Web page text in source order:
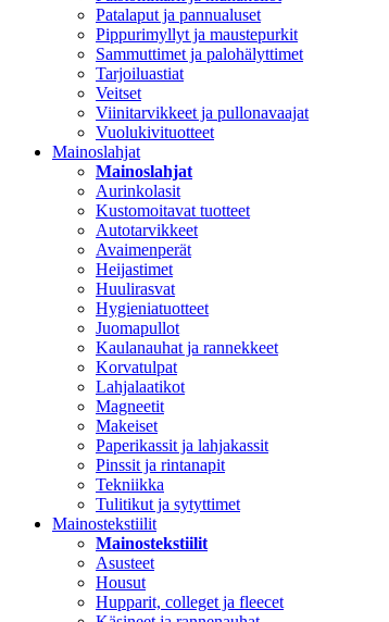
Patalaput ja pannualuset
Pippurimyllyt ja maustepurkit
Sammuttimet ja palohälyttimet
Tarjoiluastiat
Veitset
Viinitarvikkeet ja pullonavaajat
Vuolukivituotteet
Mainoslahjat
Mainoslahjat
Aurinkolasit
Kustomoitavat tuotteet
Autotarvikkeet
Avaimenperät
Heijastimet
Huulirasvat
Hygieniatuotteet
Juomapullot
Kaulanauhat ja rannekkeet
Korvatulpat
Lahjalaatikot
Magneetit
Makeiset
Paperikassit ja lahjakassit
Pinssit ja rintanapit
Tekniikka
Tulitikut ja sytyttimet
Mainostekstiilit
Mainostekstiilit
Asusteet
Housut
Hupparit, colleget ja fleecet